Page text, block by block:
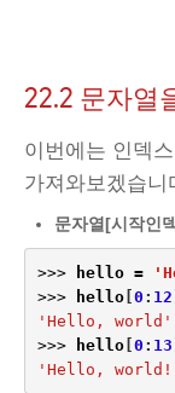
22.2 문자열
이번에는 인덱
가져와보겠습니
문자열[시작인
>>> hello =
>>>
hello[0 : 12
'Hello, world'
>>>
hello[0 : 13
'Hello,